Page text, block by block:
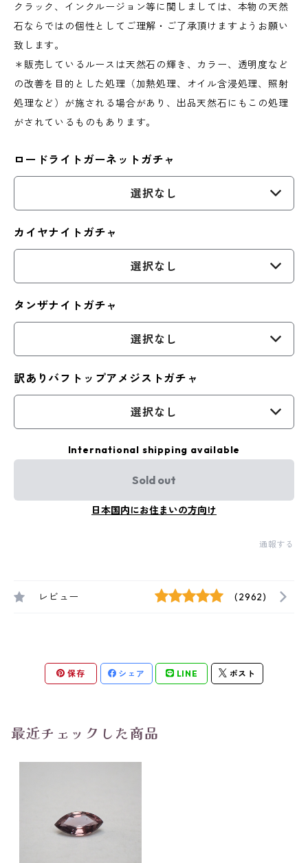
クラック、インクルージョン等に関しましては、本物の天然
石ならではの個性としてご理解・ご了承頂けますようお願い
致します。
＊販売しているルースは天然石の輝き、カラー、透明度など
の改善を目的とした処理（加熱処理、オイル含浸処理、照射
処理など）が施される場合があり、出品天然石にもこの処理
がされているものもあります。
ロードライトガーネットガチャ
選択なし
カイヤナイトガチャ
選択なし
タンザナイトガチャ
選択なし
訳ありバフトップアメジストガチャ
選択なし
International shipping available
Sold out
日本国内にお住まいの方向け
通報する
レビュー (2962)
保存 シェア LINE ポスト
最近チェックした商品